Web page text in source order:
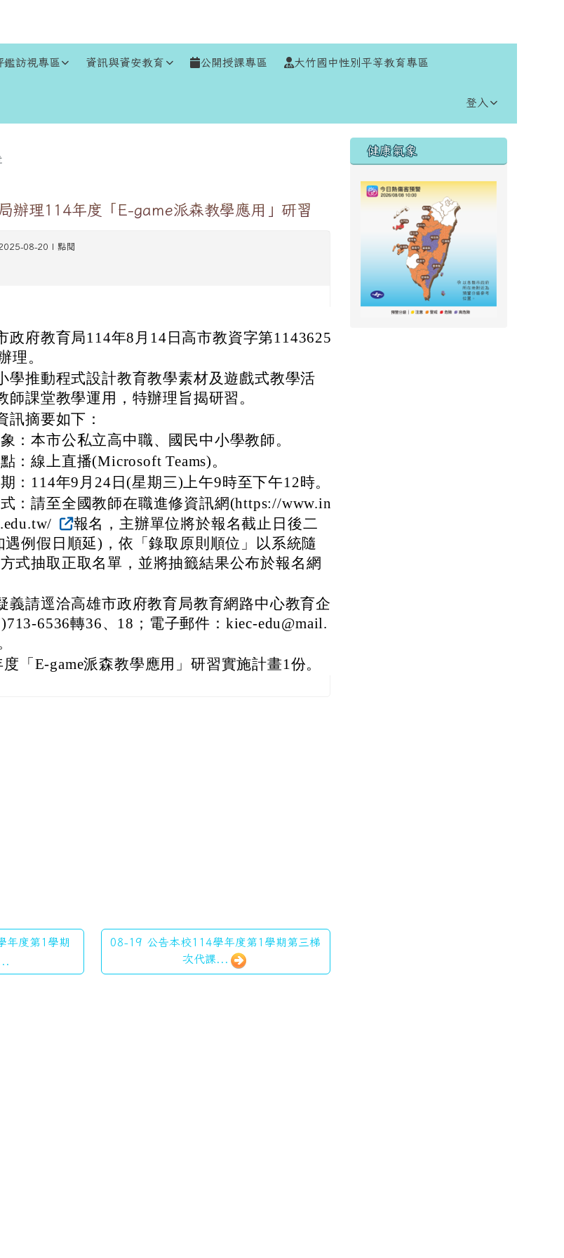
鑑訪視專區 資訊與資安教育 公開授課專區 大竹國中性別平等教育專區
登入
辦理114年度「E-game派森教學應用」研習
08-20 | 點閱
政府教育局114年8月14日高市教資字第1143625
理。
學推動程式設計教育教學素材及遊戲式教學活
師課堂教學運用，特辦理旨揭研習。
訊摘要如下：
：本市公私立高中職、國民中小學教師。
：線上直播(Microsoft Teams)。
：114年9月24日(星期三)上午9時至下午12時。
：請至全國教師在職進修資訊網(https://www.in
報名，主辦單位將於報名截止日後二
遇例假日順延)，依「錄取原則順位」以系統隨
式抽取正取名單，並將抽籤結果公布於報名網
義請逕洽高雄市政府教育局教育網路中心教育企
6536轉36、18；電子郵件：kiec-edu@mail.
「E-game派森教學應用」研習實施計畫1份。
年度第1學期
08-19 公告本校114學年度第1學期第三梯
次代課...
右邊區域內容
健康氣象